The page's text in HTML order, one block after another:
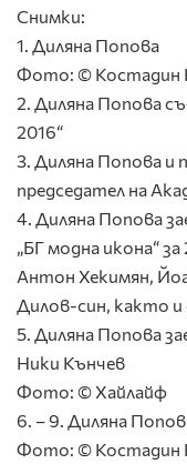
Снимки:
1. Диляна Попова
Фото: © Костадин
2. Диляна Попова
2016“
3. Диляна Попова
председател на
4. Диляна Попова
„БГ модна икона“
Антон Хекимян,
Дилов-син, както
5. Диляна Попова
Ники Кънчев
Фото: © Хайлайф
6. – 9. Диляна
Фото: © Костадин